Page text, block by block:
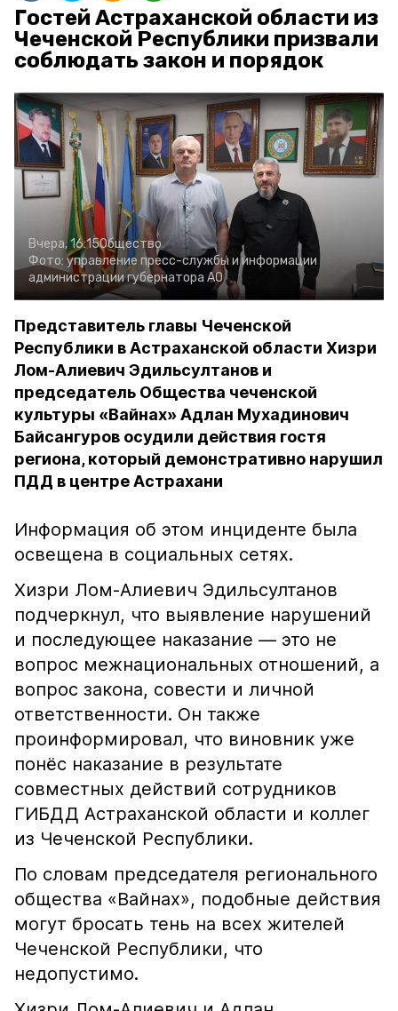
Гостей Астраханской области из
Чеченской Республики призвали
соблюдать закон и порядок
Вчера, 16:15Общество
Фото: управление пресс-службы и информации
администрации губернатора АО
Представитель главы Чеченской
Республики в Астраханской области Хизри
Лом-Алиевич Эдильсултанов и
председатель Общества чеченской
культуры «Вайнах» Адлан Мухадинович
Байсангуров осудили действия гостя
региона, который демонстративно нарушил
ПДД в центре Астрахани
Информация об этом инциденте была
освещена в социальных сетях.
Хизри Лом-Алиевич Эдильсултанов
подчеркнул, что выявление нарушений
и последующее наказание — это не
вопрос межнациональных отношений, а
вопрос закона, совести и личной
ответственности. Он также
проинформировал, что виновник уже
понёс наказание в результате
совместных действий сотрудников
ГИБДД Астраханской области и коллег
из Чеченской Республики.
По словам председателя регионального
общества «Вайнах», подобные действия
могут бросать тень на всех жителей
Чеченской Республики, что
недопустимо.